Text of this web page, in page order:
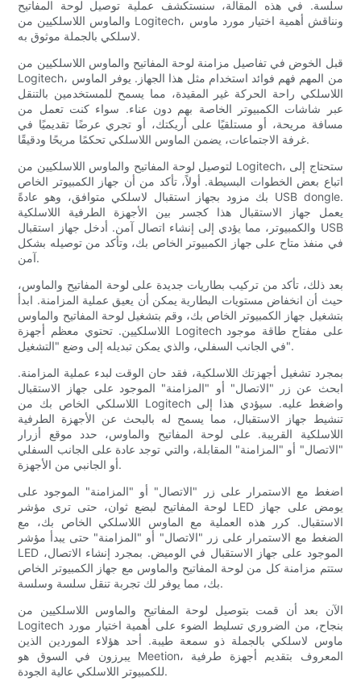
سلسة. في هذه المقالة، سنستكشف عملية توصيل لوحة المفاتيح
والماوس اللاسلكيين من Logitech، ونناقش أهمية اختيار مورد ماوس
لاسلكي بالجملة موثوق به.
قبل الخوض في تفاصيل مزامنة لوحة المفاتيح والماوس اللاسلكيين من
Logitech، من المهم فهم فوائد استخدام مثل هذا الجهاز. يوفر الماوس
اللاسلكي راحة الحركة غير المقيدة، مما يسمح للمستخدمين بالتنقل
عبر شاشات الكمبيوتر الخاصة بهم دون عناء. سواء كنت تعمل من
مسافة مريحة، أو مستلقيًا على أريكتك، أو تجري عرضًا تقديميًا في
غرفة الاجتماعات، يضمن الماوس اللاسلكي تحكمًا مريحًا ودقيقًا.
لتوصيل لوحة المفاتيح والماوس اللاسلكيين من Logitech، ستحتاج إلى
اتباع بعض الخطوات البسيطة. أولاً، تأكد من أن جهاز الكمبيوتر الخاص
بك مزود بجهاز استقبال لاسلكي متوافق، وهو عادةً USB dongle.
يعمل جهاز الاستقبال هذا كجسر بين الأجهزة الطرفية اللاسلكية
والكمبيوتر، مما يؤدي إلى إنشاء اتصال آمن. أدخل جهاز استقبال USB
في منفذ متاح على جهاز الكمبيوتر الخاص بك، وتأكد من توصيله بشكل
آمن.
بعد ذلك، تأكد من تركيب بطاريات جديدة على لوحة المفاتيح والماوس،
حيث أن انخفاض مستويات البطارية يمكن أن يعيق عملية المزامنة. ابدأ
بتشغيل جهاز الكمبيوتر الخاص بك، وقم بتشغيل لوحة المفاتيح والماوس
اللاسلكيين. تحتوي معظم أجهزة Logitech على مفتاح طاقة موجود
في الجانب السفلي، والذي يمكن تبديله إلى وضع "التشغيل".
بمجرد تشغيل أجهزتك اللاسلكية، فقد حان الوقت لبدء عملية المزامنة.
ابحث عن زر "الاتصال" أو "المزامنة" الموجود على جهاز الاستقبال
اللاسلكي الخاص بك من Logitech واضغط عليه. سيؤدي هذا إلى
تنشيط جهاز الاستقبال، مما يسمح له بالبحث عن الأجهزة الطرفية
اللاسلكية القريبة. على لوحة المفاتيح والماوس، حدد موقع أزرار
"الاتصال" أو "المزامنة" المقابلة، والتي توجد عادة على الجانب السفلي
أو الجانبي من الأجهزة.
اضغط مع الاستمرار على زر "الاتصال" أو "المزامنة" الموجود على
لوحة المفاتيح لبضع ثوان، حتى ترى مؤشر LED يومض على جهاز
الاستقبال. كرر هذه العملية مع الماوس اللاسلكي الخاص بك، مع
الضغط مع الاستمرار على زر "الاتصال" أو "المزامنة" حتى يبدأ مؤشر
LED الموجود على جهاز الاستقبال في الوميض. بمجرد إنشاء الاتصال،
ستتم مزامنة كل من لوحة المفاتيح والماوس مع جهاز الكمبيوتر الخاص
بك، مما يوفر لك تجربة تنقل سلسة وسلسة.
الآن بعد أن قمت بتوصيل لوحة المفاتيح والماوس اللاسلكيين من
Logitech بنجاح، من الضروري تسليط الضوء على أهمية اختيار مورد
ماوس لاسلكي بالجملة ذو سمعة طيبة. أحد هؤلاء الموردين الذين
يبرزون في السوق هو Meetion، المعروف بتقديم أجهزة طرفية
للكمبيوتر اللاسلكي عالية الجودة.